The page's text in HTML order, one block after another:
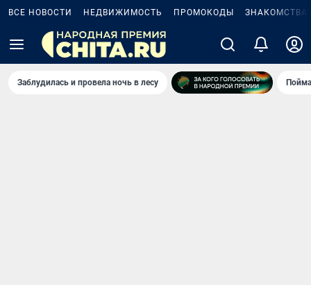
ВСЕ НОВОСТИ НЕДВИЖИМОСТЬ ПРОМОКОДЫ ЗНАКОМСТВА
Заблудилась и провела ночь в лесу